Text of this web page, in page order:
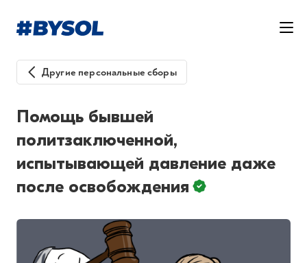
Другие персональные сборы
Помощь бывшей
политзаключенной,
испытывающей давление даже
после освобождения